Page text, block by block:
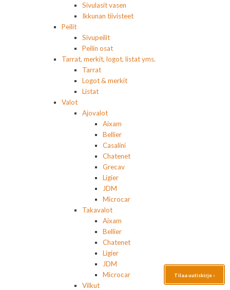
Sivulasit vasen
Ikkunan tiivisteet
Peilit
Sivupeilit
Peilin osat
Tarrat, merkit, logot, listat yms.
Tarrat
Logot & merkit
Listat
Valot
Ajovalot
Aixam
Bellier
Casalini
Chatenet
Grecav
Ligier
JDM
Microcar
Takavalot
Aixam
Bellier
Chatenet
Ligier
JDM
Microcar
Vilkut
Tilaa uutiskirje ›